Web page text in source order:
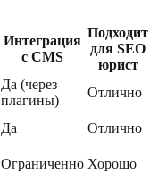
Интеграция
с CMS
Подходит
для SEO
юрист
Да (через
плагины)
Отлично
Да Отлично
Ограниченно Хорошо